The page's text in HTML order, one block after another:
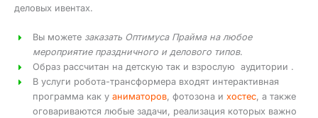
деловых ивентах.
Вы можете заказать Оптимуса Прайма на любое
мероприятие праздничного и делового типов.
Образ рассчитан на детскую так и взрослую аудитории .
В услуги робота-трансформера входят интерактивная
программа как у аниматоров, фотозона и хостес, а также
оговариваются любые задачи, реализация которых важно